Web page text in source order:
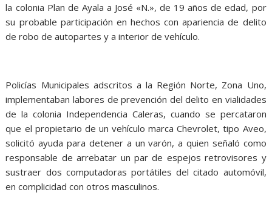
la colonia Plan de Ayala a José «N.», de 19 años de edad, por
su probable participación en hechos con apariencia de delito
de robo de autopartes y a interior de vehículo.
Policías Municipales adscritos a la Región Norte, Zona Uno,
implementaban labores de prevención del delito en vialidades
de la colonia Independencia Caleras, cuando se percataron
que el propietario de un vehículo marca Chevrolet, tipo Aveo,
solicitó ayuda para detener a un varón, a quien señaló como
responsable de arrebatar un par de espejos retrovisores y
sustraer dos computadoras portátiles del citado automóvil,
en complicidad con otros masculinos.